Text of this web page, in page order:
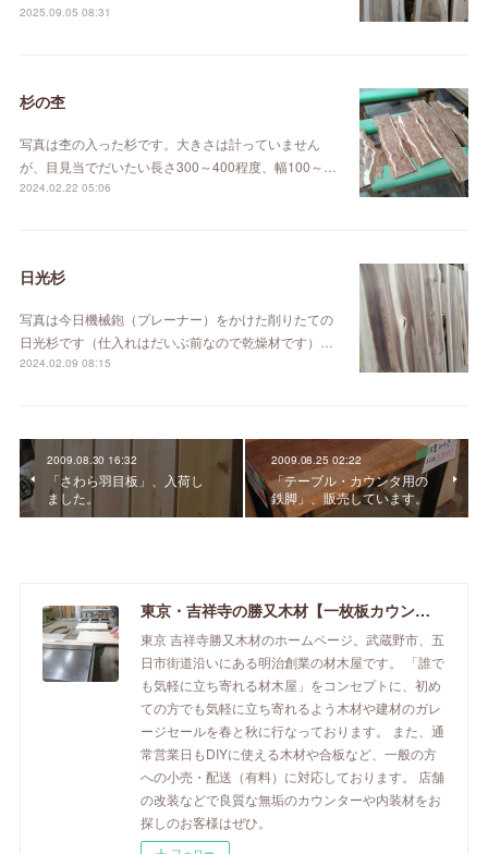
2025.09.05 08:31
杉の杢
写真は杢の入った杉です。大きさは計っていません
が、目見当でだいたい長さ300～400程度、幅100～…
2024.02.22 05:06
日光杉
写真は今日機械鉋（プレーナー）をかけた削りたての
日光杉です（仕入れはだいぶ前なので乾燥材です）…
2024.02.09 08:15
2009.08.30 16:32
「さわら羽目板」、入荷し
ました。
2009.08.25 02:22
「テーブル・カウンタ用の
鉄脚」、販売しています。
東京・吉祥寺の勝又木材【一枚板カウンター】
東京 吉祥寺勝又木材のホームページ。武蔵野市、五
日市街道沿いにある明治創業の材木屋です。 「誰で
も気軽に立ち寄れる材木屋」をコンセプトに、初め
ての方でも気軽に立ち寄れるよう木材や建材のガレ
ージセールを春と秋に行なっております。 また、通
常営業日もDIYに使える木材や合板など、一般の方
への小売・配送（有料）に対応しております。 店舗
の改装などで良質な無垢のカウンターや内装材をお
探しのお客様はぜひ。